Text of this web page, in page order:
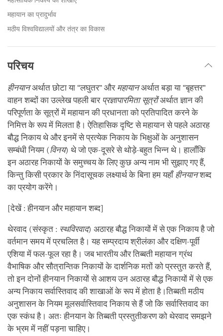
महायान का प्रादुर्भाव
मठीय विश्वविद्यालयों और तंत्र का विकास
परिचय
हीनयानअर्थात छोटा या “लघुतर” और महायानअर्थात बड़ा या “बृहत्तर”
वाहन शब्दों का उल्लेख पहली बार प्रज्ञापारमिता सूत्रोंअर्थात ज्ञान की
परिपूर्णता के सूत्रों में महायान की प्रधानता को प्रतिपादित करने के
निमित्त के रूप में मिलता है। ऐतिहासिक दृष्टि से महायान से पहले अठारह
बौद्ध निकाय थे और इनमें से प्रत्येक निकाय के भिक्षुओं के अनुशासन
सम्बंधी नियम (विनय) थे जो एक-दूसरे से थोड़े-बहुत भिन्न थे। हालाँकि
इन अठारह निकायों के समुच्चय के लिए कुछ अन्य नाम भी सुझाए गए हैं,
किन्तु किसी प्रकार के निंदासूचक लक्ष्यार्थ के बिना हम यहाँ हीनयानशब्द
का प्रयोग करेंगे।
[देखें : हीनयान और महायान शब्द]
थेरवाद (संस्कृत : स्थविरवाद) अठारह बौद्ध निकायों में से एक निकाय है जो
वर्तमान समय में प्रचलित है। यह सम्प्रदाय श्रीलंका और दक्षिण-पूर्वी
एशिया में फल-फूल रहा है। जब भारतीय और तिब्बती महायान ग्रंथ
वैभाषिक और सौत्रान्तिक निकायों के दार्शनिक मतों को प्रस्तुत करते हैं,
तो इन दोनों हीनयान निकायों से आशय उन अठारह बौद्ध निकायों में से एक
अन्य निकाय सर्वास्तिवाद की शाखाओं के रूप में होता है।तिब्बती मठीय
अनुशासन के नियम मूलसर्वास्तिवाद निकाय से हैं जो कि सर्वास्तिवाद का
एक स्कंध है। अतः हीनयान के तिब्बती प्रस्तुतीकरण को थेरवाद समझने
के भ्रम में नहीं पड़ना चाहिए।